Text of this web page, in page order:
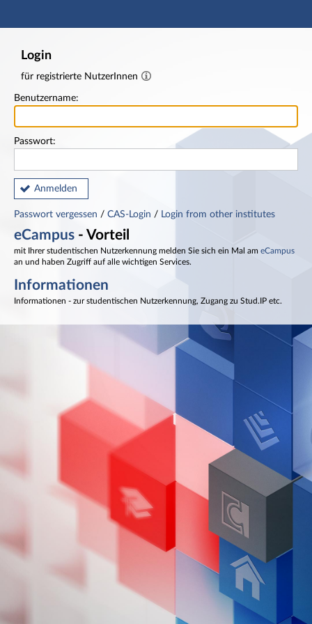
Hauptnavigation
Login
für registrierte NutzerInnen
Benutzername:
Passwort:
Anmelden
Passwort vergessen / CAS-Login / Login from other institutes
eCampus - Vorteil
mit Ihrer studentischen Nutzerkennung melden Sie sich ein Mal am eCampus
an und haben Zugriff auf alle wichtigen Services.
Informationen
Informationen - zur studentischen Nutzerkennung, Zugang zu Stud.IP etc.